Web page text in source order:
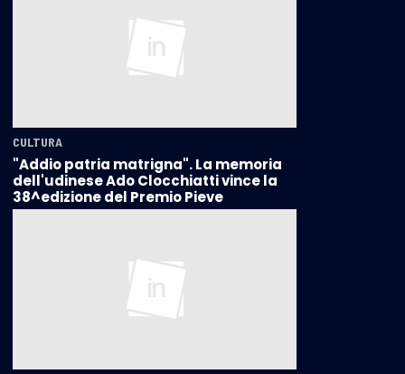
CULTURA
"Addio patria matrigna". La memoria
dell'udinese Ado Clocchiatti vince la
38^edizione del Premio Pieve